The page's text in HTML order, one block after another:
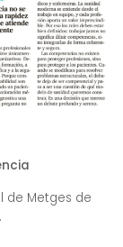
de Metges de